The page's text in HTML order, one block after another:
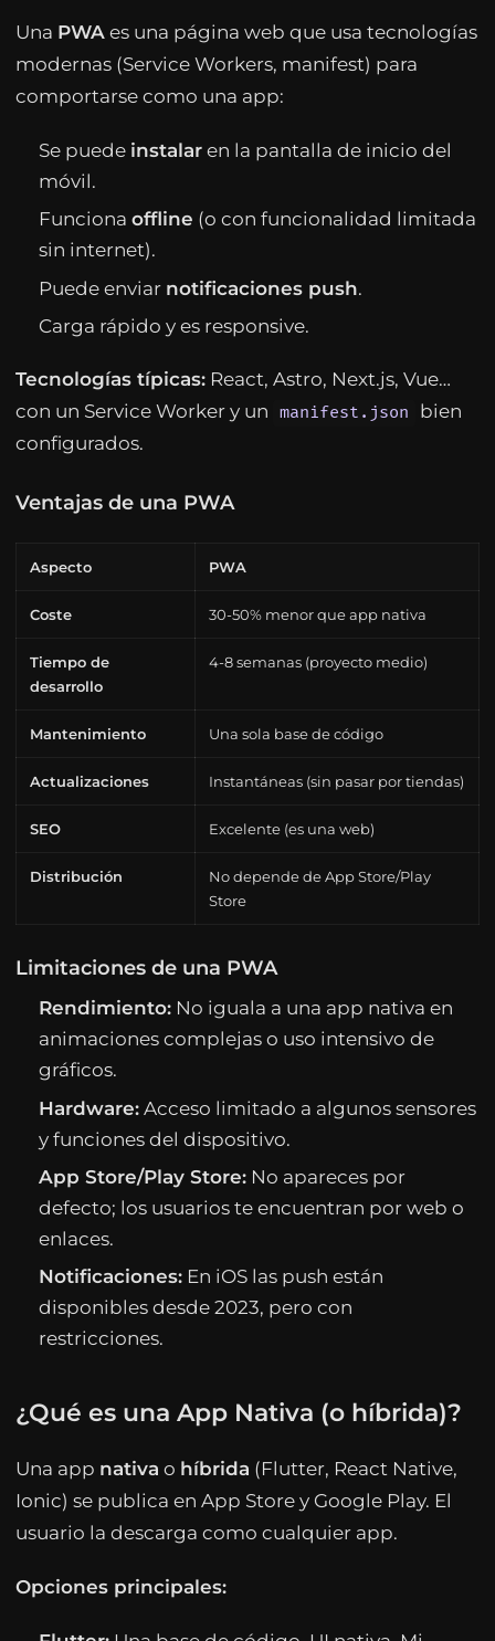
Una PWAes una página web que usa tecnologías
modernas (Service Workers, manifest) para
comportarse como una app:
Se puede instalar en la pantalla de inicio del
móvil.
Funcionaoffline (o con funcionalidad limitada
sin internet).
Puede enviar notificaciones push.
Carga rápido y es responsive.
Tecnologías típicas:React, Astro, Next.js, Vue…
con un Service Worker y un manifest.json
bien
configurados.
Ventajas de una PWA
Aspecto PWA
Coste 30-50% menor que app nativa
Tiempo de
desarrollo
4-8 semanas (proyecto medio)
Mantenimiento Una sola base de código
Actualizaciones Instantáneas (sin pasar por tiendas)
SEO Excelente (es una web)
Distribución
No depende de App Store/Play
Store
Limitaciones de una PWA
Rendimiento: No iguala a una app nativa en
animaciones complejas o uso intensivo de
gráficos.
Hardware: Acceso limitado a algunos sensores
y funciones del dispositivo.
App Store/Play Store: No apareces por
defecto; los usuarios te encuentran por web o
enlaces.
Notificaciones: En iOS las push están
disponibles desde 2023, pero con
restricciones.
¿Qué es una App Nativa (o híbrida)?
Una app nativa o híbrida (Flutter, React Native,
Ionic) se publica en App Store y Google Play. El
usuario la descarga como cualquier app.
Opciones principales: